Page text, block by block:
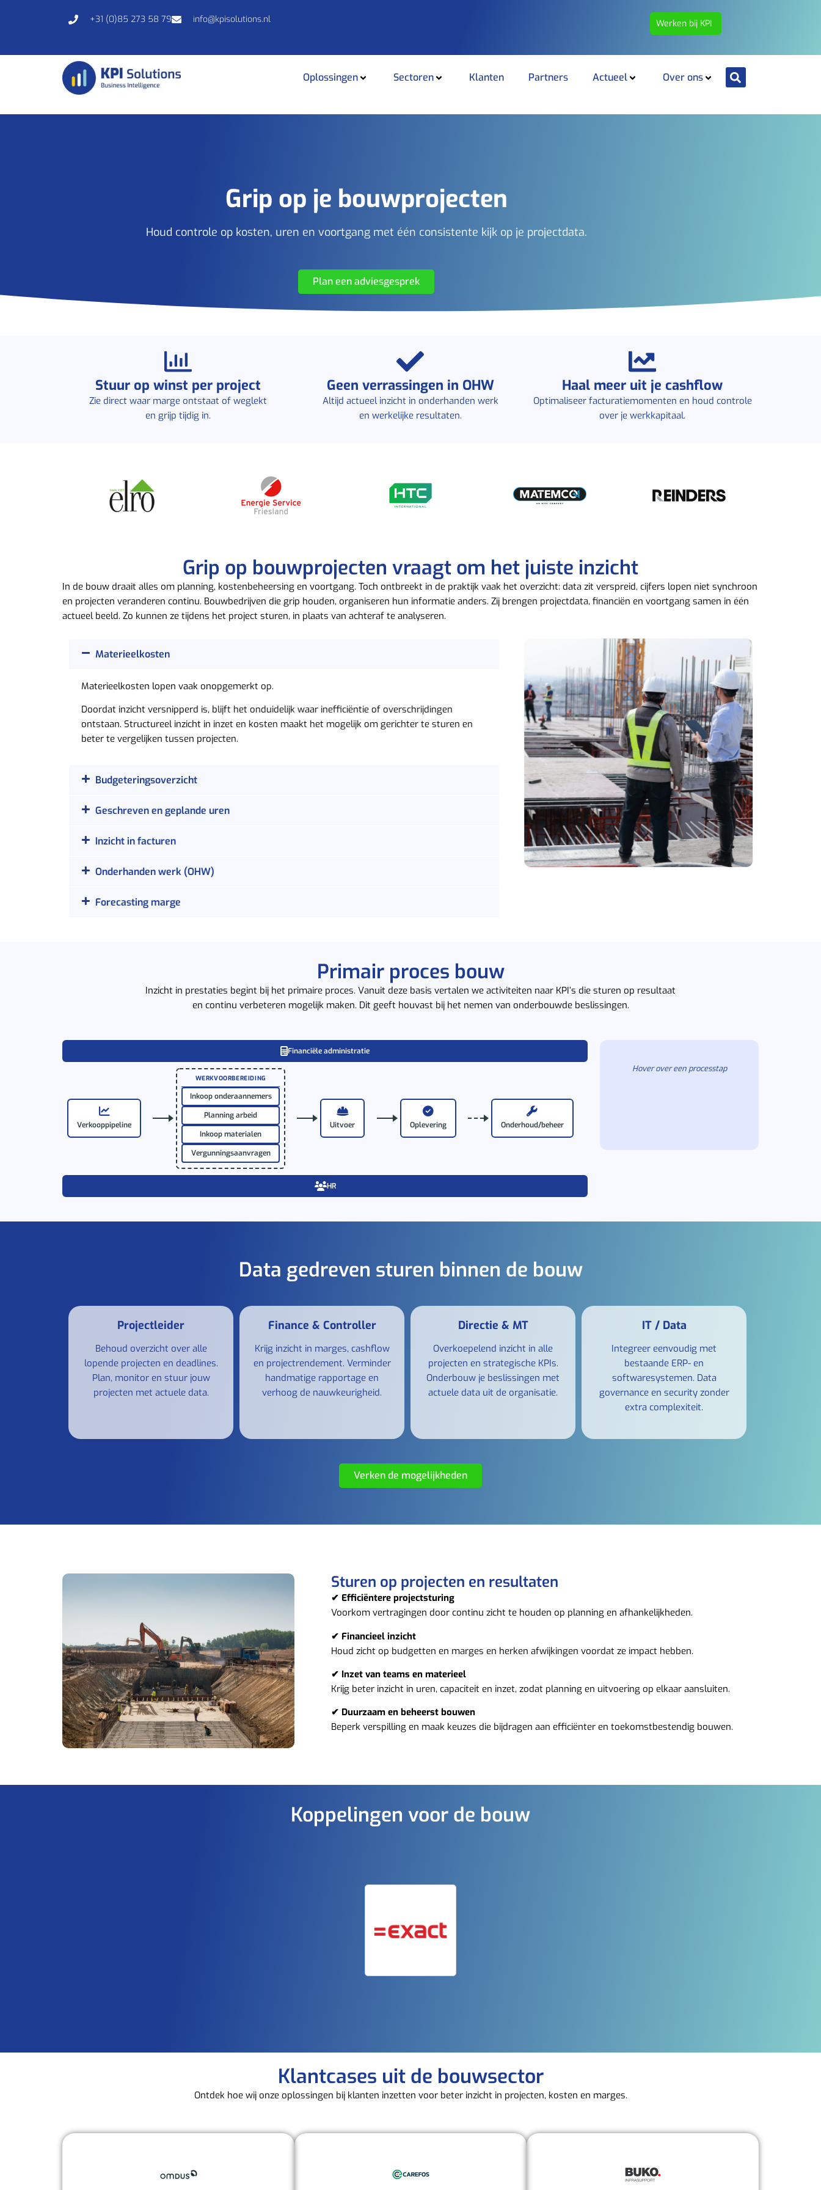
+31 (0)85 273 58 79 info@kpisolutions.nl Werken bij KPI
Oplossingen Sectoren Klanten Partners Actueel Over ons
Grip op je bouwprojecten
Houd controle op kosten, uren en voortgang met één consistente kijk op je projectdata.
Plan een adviesgesprek
Stuur op winst per project
Zie direct waar marge ontstaat of weglekt
en grijp tijdig in.
Geen verrassingen in OHW
Altijd actueel inzicht in onderhanden werk
en werkelijke resultaten.
Haal meer uit je cashflow
Optimaliseer facturatiemomenten en houd controle
over je werkkapitaal.
Grip op bouwprojecten vraagt om het juiste inzicht
In de bouw draait alles om planning, kostenbeheersing en voortgang. Toch ontbreekt in de praktijk vaak het overzicht: data zit verspreid, cijfers lopen niet synchroon
en projecten veranderen continu. Bouwbedrijven die grip houden, organiseren hun informatie anders. Zij brengen projectdata, financiën en voortgang samen in één
actueel beeld. Zo kunnen ze tijdens het project sturen, in plaats van achteraf te analyseren.
Materieelkosten
Materieelkosten lopen vaak onopgemerkt op.
Doordat inzicht versnipperd is, blijft het onduidelijk waar inefficiëntie of overschrijdingen
ontstaan. Structureel inzicht in inzet en kosten maakt het mogelijk om gerichter te sturen en
beter te vergelijken tussen projecten.
Budgeteringsoverzicht
Geschreven en geplande uren
Inzicht in facturen
Onderhanden werk (OHW)
Forecasting marge
Primair proces bouw
Inzicht in prestaties begint bij het primaire proces. Vanuit deze basis vertalen we activiteiten naar KPI’s die sturen op resultaat
en continu verbeteren mogelijk maken. Dit geeft houvast bij het nemen van onderbouwde beslissingen.
Financiële administratie
Verkooppipeline
WERKVOORBEREIDING
Inkoop onderaannemers
Planning arbeid
Inkoop materialen
Vergunningsaanvragen
Uitvoer Oplevering Onderhoud/beheer
HR
Hover over een processtap
Data gedreven sturen binnen de bouw
Projectleider
Behoud overzicht over alle
lopende projecten en deadlines.
Plan, monitor en stuur jouw
projecten met actuele data.
Finance & Controller
Krijg inzicht in marges, cashflow
en projectrendement. Verminder
handmatige rapportage en
verhoog de nauwkeurigheid.
Directie & MT
Overkoepelend inzicht in alle
projecten en strategische KPIs.
Onderbouw je beslissingen met
actuele data uit de organisatie.
IT / Data
Integreer eenvoudig met
bestaande ERP- en
softwaresystemen. Data
governance en security zonder
extra complexiteit.
Verken de mogelijkheden
Sturen op projecten en resultaten
✔ Efficiëntere projectsturing
Voorkom vertragingen door continu zicht te houden op planning en afhankelijkheden.
✔ Financieel inzicht
Houd zicht op budgetten en marges en herken afwijkingen voordat ze impact hebben.
✔ Inzet van teams en materieel
Krijg beter inzicht in uren, capaciteit en inzet, zodat planning en uitvoering op elkaar aansluiten.
✔ Duurzaam en beheerst bouwen
Beperk verspilling en maak keuzes die bijdragen aan efficiënter en toekomstbestendig bouwen.
Koppelingen voor de bouw
Klantcases uit de bouwsector
Ontdek hoe wij onze oplossingen bij klanten inzetten voor beter inzicht in projecten, kosten en marges.